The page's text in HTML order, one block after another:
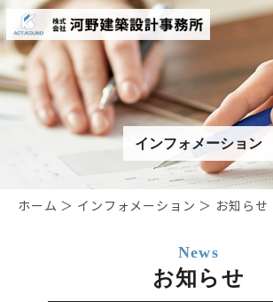
インフォメーション
ホーム ＞ インフォメーション ＞ お知らせ
News
お知らせ